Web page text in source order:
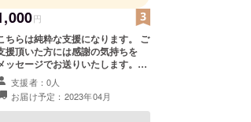
円
ちらは純粋な支援になります。 ご
援頂いた方には感謝の気持ちを
ッセージでお送りいたします。
尚、上乗せ支援も可能ですのでご希
の金額でのサポート何卒宜しくお
いいたします。
支援者：0人
お届け予定：2023年04月